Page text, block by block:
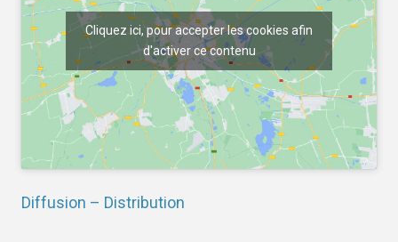
Cliquez ici, pour accepter les cookies afin
d'activer ce contenu
Diffusion – Distribution